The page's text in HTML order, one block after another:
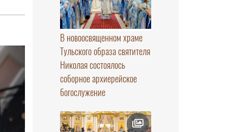
В новоосвященном храме
Тульского образа святителя
Николая состоялось
соборное архиерейское
богослужение